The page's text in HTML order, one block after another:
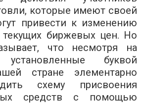
которые имеют своей
привести к изменению
биржевых цен. Но
что несмотря на
установленные буквой
стране элементарно
схему присвоения
средств с помощью